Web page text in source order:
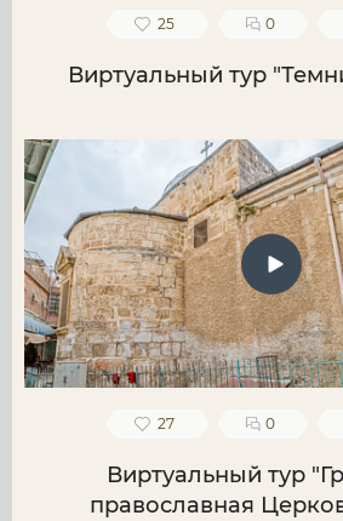
25 0
Виртуальный тур
27 0
Виртуальный тур
православная